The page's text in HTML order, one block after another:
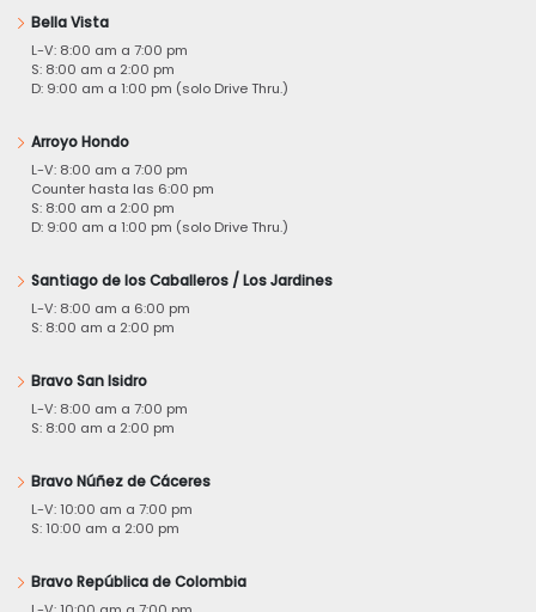
Bella Vista
L-V: 8:00 am a 7:00 pm
S: 8:00 am a 2:00 pm
D: 9:00 am a 1:00 pm (solo Drive Thru.)
Arroyo Hondo
L-V: 8:00 am a 7:00 pm
Counter hasta las 6:00 pm
S: 8:00 am a 2:00 pm
D: 9:00 am a 1:00 pm (solo Drive Thru.)
Santiago de los Caballeros / Los Jardines
L-V: 8:00 am a 6:00 pm
S: 8:00 am a 2:00 pm
Bravo San Isidro
L-V: 8:00 am a 7:00 pm
S: 8:00 am a 2:00 pm
Bravo Núñez de Cáceres
L-V: 10:00 am a 7:00 pm
S: 10:00 am a 2:00 pm
Bravo República de Colombia